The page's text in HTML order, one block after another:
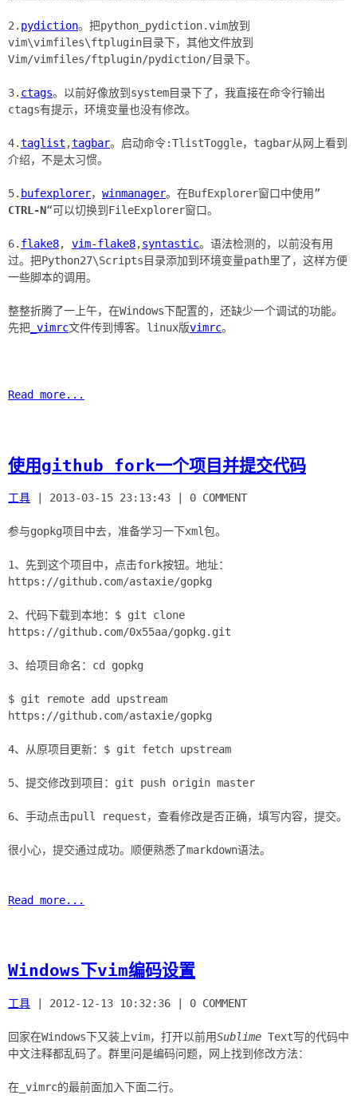
2. pydiction。把python_pydiction.vim放到
vim\vimfiles\ftplugin目录下，其他文件放到
Vim/vimfiles/ftplugin/pydiction/目录下。
3. ctags。以前好像放到system目录下了，我直接在命令行输出
ctags有提示，环境变量也没有修改。
4.taglist ,tagbar。启动命令:TlistToggle，tagbar从网上看到
介绍，不是太习惯。
5. bufexplorer， winmanager。在BufExplorer窗口中使用”
CTRL-N“可以切换到FileExplorer窗口。
6. flake8, vim-flake8,syntastic。语法检测的，以前没有用
过。把Python27\Scripts目录添加到环境变量path里了，这样方便
一些脚本的调用。
整整折腾了一上午，在Windows下配置的，还缺少一个调试的功能。
先把 _vimrc文件传到博客。linux版vimrc。
Read more...
使用github fork一个项目并提交代码
工具 2013-03-15 23:13:43 0 COMMENT
参与gopkg项目中去，准备学习一下xml包。
1、先到这个项目中，点击fork按钮。地址：
https://github.com/astaxie/gopkg
2、代码下载到本地：$ git clone
https://github.com/0x55aa/gopkg.git
3、给项目命名：cd gopkg
$ git remote add upstream
https://github.com/astaxie/gopkg
4、从原项目更新：$ git fetch upstream
5、提交修改到项目：git push origin master
6、手动点击pull request，查看修改是否正确，填写内容，提交。
很小心，提交通过成功。顺便熟悉了markdown语法。
Read more...
Windows下vim编码设置
工具 2012-12-13 10:32:36 0 COMMENT
回家在Windows下又装上vim，打开以前用Sublime Text写的代码中
中文注释都乱码了。群里问是编码问题，网上找到修改方法：